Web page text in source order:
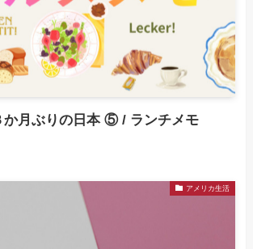
か月ぶりの日本 ⑤ / ランチメモ
アメリカ生活